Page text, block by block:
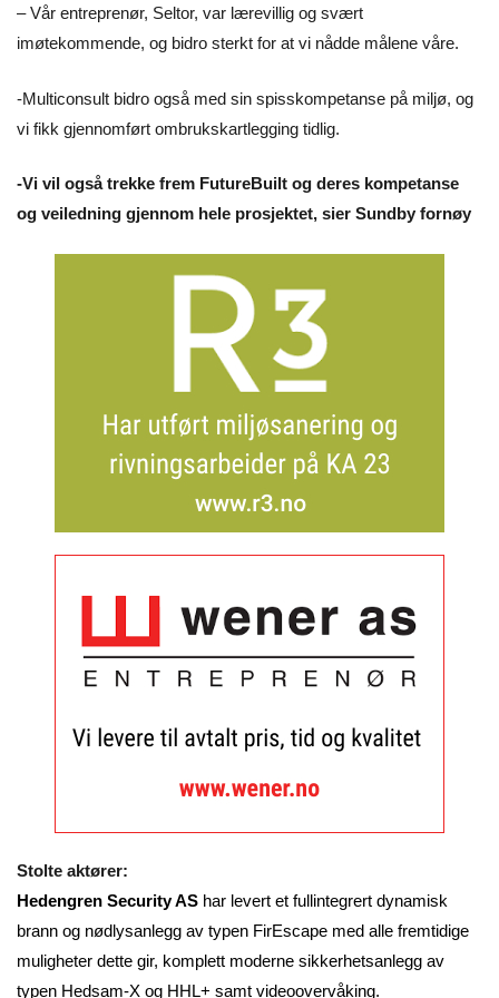
– Vår entreprenør, Seltor, var lærevillig og svært
imøtekommende, og bidro sterkt for at vi nådde målene våre.
-Multiconsult bidro også med sin spisskompetanse på miljø, og
vi fikk gjennomført ombrukskartlegging tidlig.
-Vi vil også trekke frem FutureBuilt og deres kompetanse
og veiledning gjennom hele prosjektet, sier Sundby fornøy
Stolte aktører:
Hedengren Security AS har levert et fullintegrert dynamisk
brann og nødlysanlegg av typen FirEscape med alle fremtidige
muligheter dette gir, komplett moderne sikkerhetsanlegg av
typen Hedsam-X og HHL+ samt videoovervåking.